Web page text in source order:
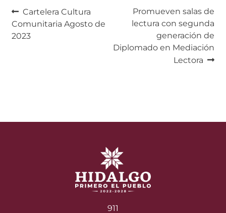
Navegación
de
Anterior:
Cartelera Cultura
Comunitaria Agosto de
2023
Siguiente:
Promueven salas de
lectura con segunda
generación de
Diplomado en Mediación
Lectora
911